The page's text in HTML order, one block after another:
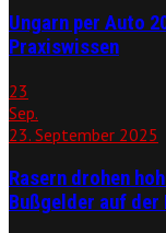
Ungarn per Auto
Praxiswissen
23
Sep.
23. September 2025
Rasern drohen
Bußgelder auf